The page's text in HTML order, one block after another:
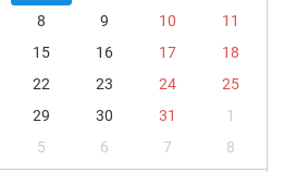
8 9 10
11
15 16 17
18
22 23 24
25
29 30 31
1
5 6 7 8